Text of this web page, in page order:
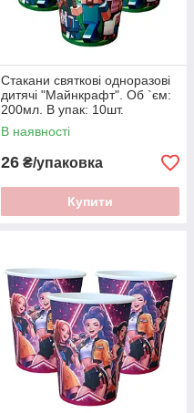
Стакани святкові одноразові
дитячі "Майнкрафт". Об `єм:
200мл. В упак: 10шт.
В наявності
26 ₴/упаковка
Купити